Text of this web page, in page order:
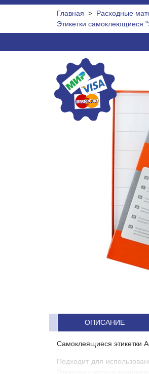
Главная > Расходные
Этикетки самоклеющиеся
ОПИСАНИЕ
Самоклеящиеся этикетки
Подходит для